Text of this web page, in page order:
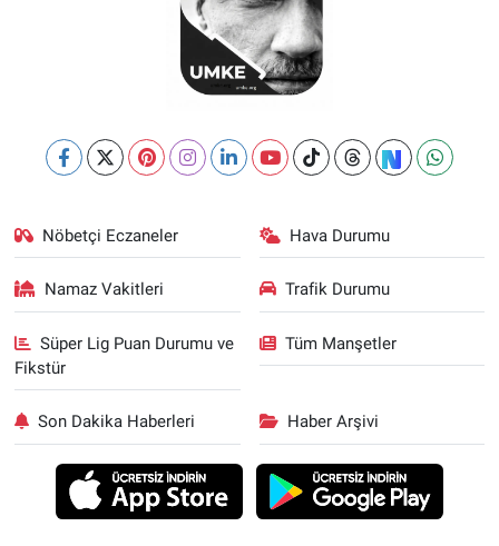
Nöbetçi Eczaneler Hava Durumu
Namaz Vakitleri Trafik Durumu
Süper Lig Puan Durumu ve
Fikstür
Tüm Manşetler
Son Dakika Haberleri Haber Arşivi